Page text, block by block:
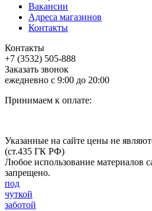
Вакансии
Адреса магазинов
Контакты
Контакты
+7 (3532) 505-888
Заказать звонок
ежедневно с 9:00 до 20:00
Принимаем к оплате:
Указанные на сайте цены не
(ст.435 ГК РФ)
Любое использование материалов
запрещено.
под
чуткой
заботой